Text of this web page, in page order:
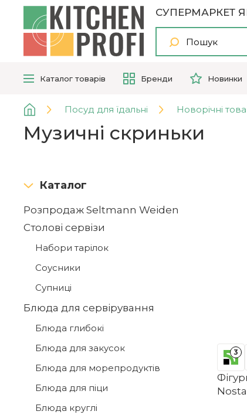
СУПЕРМАРКЕТ
Каталог товарів Бренди Новинки
Посуд для їдальні Новорічні
Музичні скриньки
Каталог
Розпродаж Seltmann Weiden
Столові сервізи
Набори тарілок
Соусники
Супниці
Блюда для сервірування
Блюда глибокі
Блюда для закусок
Блюда для морепродуктів
Блюда для піци
Блюда круглі
3